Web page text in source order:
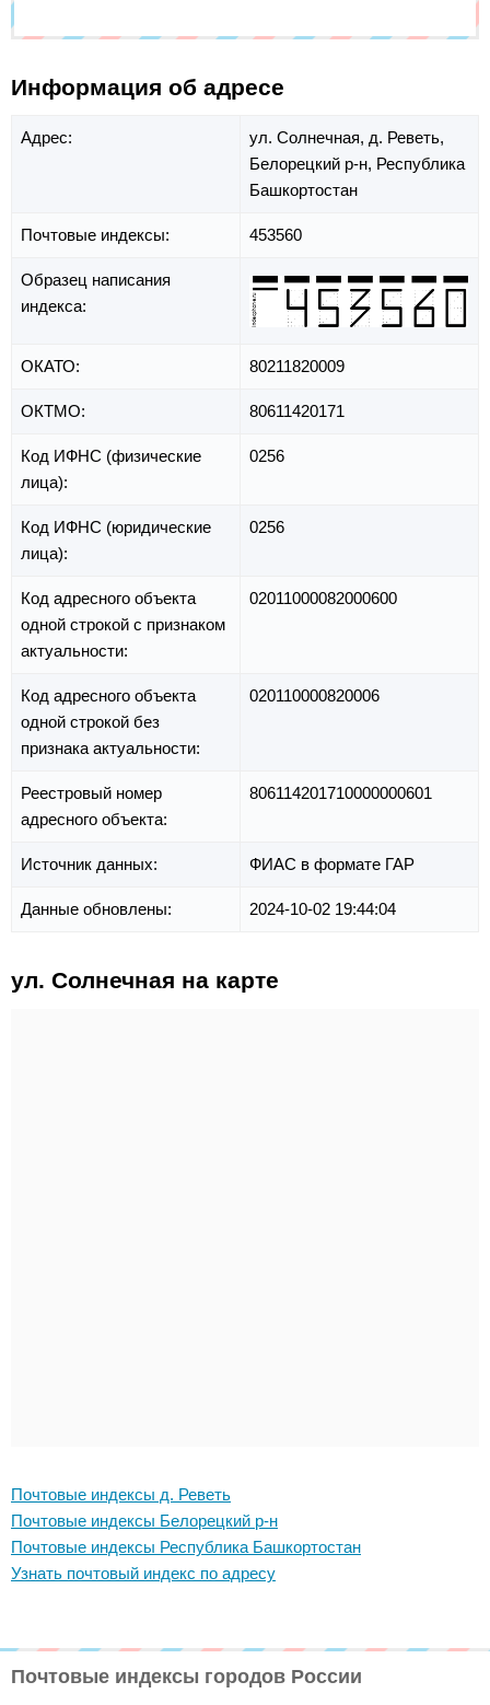
Информация об адресе
Адрес: ул. Солнечная, д. Реветь,
Белорецкий р-н, Республика
Башкортостан
Почтовые индексы: 453560
Образец написания
индекса:
ОКАТО: 80211820009
ОКТМО: 80611420171
Код ИФНС (физические
лица):
0256
Код ИФНС (юридические
лица):
0256
Код адресного объекта
одной строкой с признаком
актуальности:
02011000082000600
Код адресного объекта
одной строкой без
признака актуальности:
020110000820006
Реестровый номер
адресного объекта:
806114201710000000601
Источник данных: ФИАС в формате ГАР
Данные обновлены: 2024-10-02 19:44:04
ул. Солнечная на карте
Почтовые индексы д. Реветь
Почтовые индексы Белорецкий р-н
Почтовые индексы Республика Башкортостан
Узнать почтовый индекс по адресу
Почтовые индексы городов России